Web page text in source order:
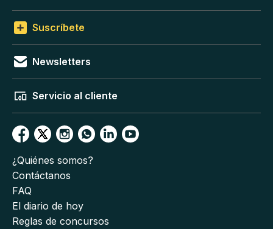
Suscríbete
Newsletters
Servicio al cliente
¿Quiénes somos?
Contáctanos
FAQ
El diario de hoy
Reglas de concursos